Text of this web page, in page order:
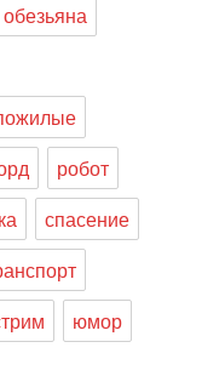
обезьяна
робот
спасение
юмор